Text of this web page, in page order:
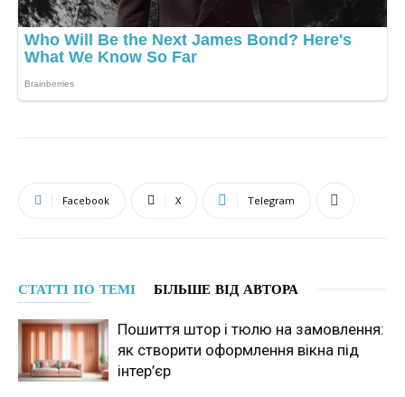
Facebook X Telegram
СТАТТІ ПО ТЕМІ БІЛЬШЕ ВІД АВТОРА
Пошиття штор і тюлю на замовлення:
як створити оформлення вікна під
інтер’єр